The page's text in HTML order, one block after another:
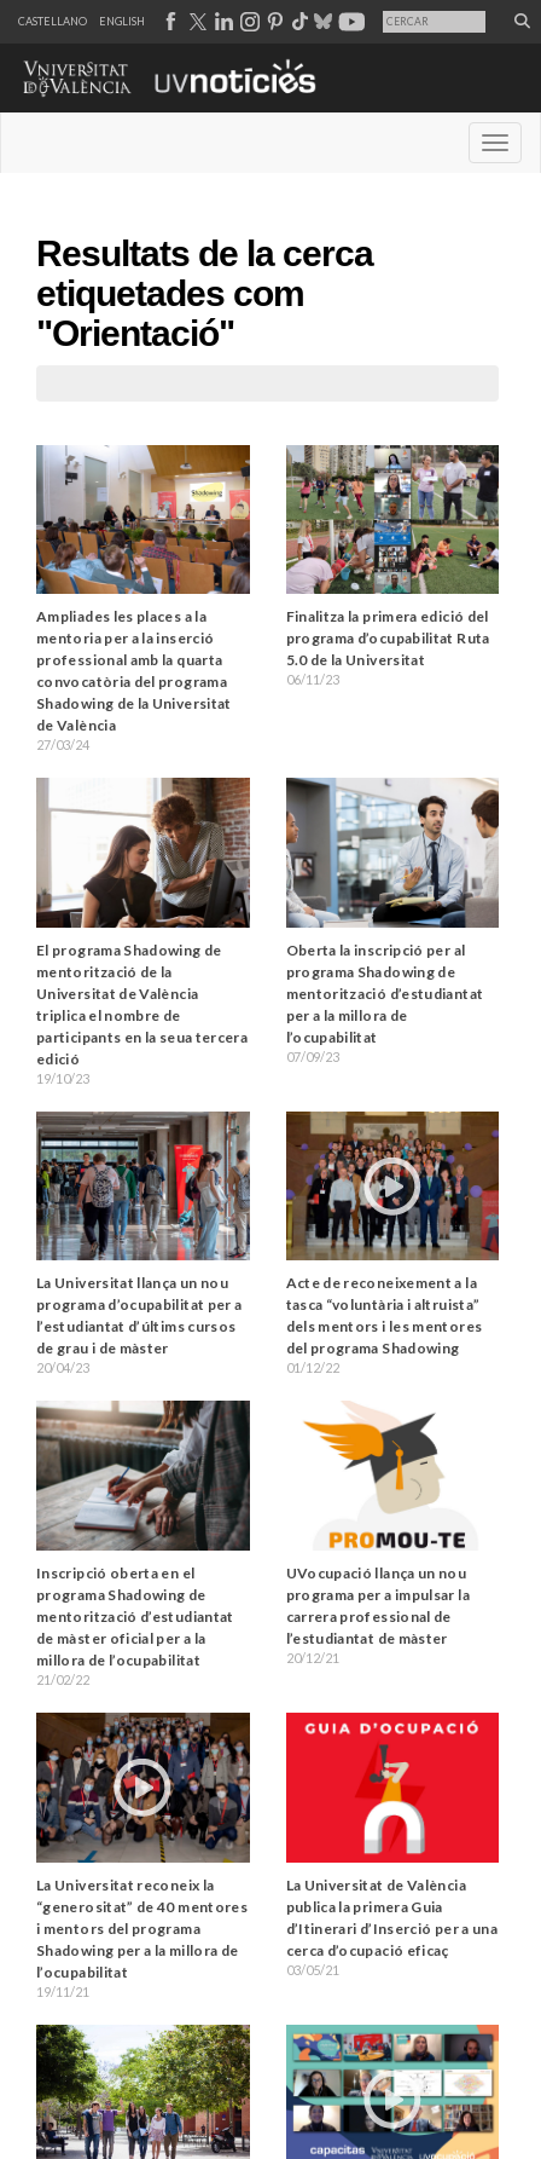
CASTELLANO ENGLISH
Resultats de la cerca
etiquetades com
"Orientació"
Ampliades les places a la
mentoria per a la inserció
professional amb la quarta
convocatòria del programa
Shadowing de la Universitat
de València
27/03/24
Finalitza la primera edició del
programa d’ocupabilitat Ruta
5.0 de la Universitat
06/11/23
El programa Shadowing de
mentorització de la
Universitat de València
triplica el nombre de
participants en la seua tercera
edició
19/10/23
Oberta la inscripció per al
programa Shadowing de
mentorització d’estudiantat
per a la millora de
l’ocupabilitat
07/09/23
La Universitat llança un nou
programa d’ocupabilitat per a
l’estudiantat d’últims cursos
de grau i de màster
20/04/23
Acte de reconeixement a la
tasca “voluntària i altruista”
dels mentors i les mentores
del programa Shadowing
01/12/22
Inscripció oberta en el
programa Shadowing de
mentorització d’estudiantat
de màster oficial per a la
millora de l’ocupabilitat
21/02/22
UVocupació llança un nou
programa per a impulsar la
carrera professional de
l’estudiantat de màster
20/12/21
La Universitat reconeix la
“generositat” de 40 mentores
i mentors del programa
Shadowing per a la millora de
l’ocupabilitat
19/11/21
La Universitat de València
publica la primera Guia
d’Itinerari d’Inserció per a una
cerca d’ocupació eficaç
03/05/21